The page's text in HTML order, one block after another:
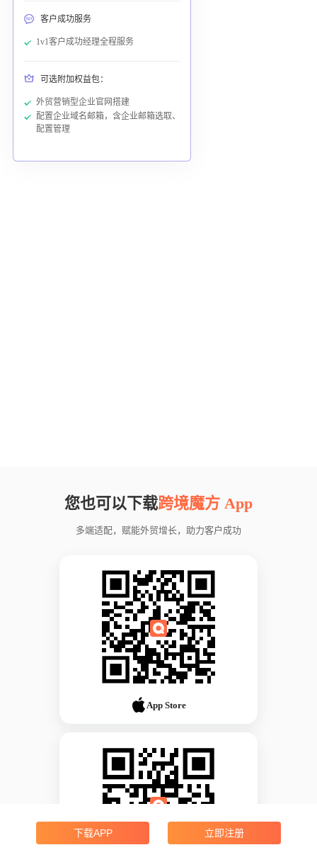
客户成功服务
1v1客户成功经理全程服务
可选附加权益包：
外贸营销型企业官网搭建
配置企业域名邮箱，含企业邮箱选取、
配置管理
您也可以下载跨境魔方 App
多端适配，赋能外贸增长，助力客户成功
App Store
下载APP 立即注册